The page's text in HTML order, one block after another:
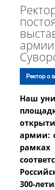
Ректор о
Наш
армии:
300-